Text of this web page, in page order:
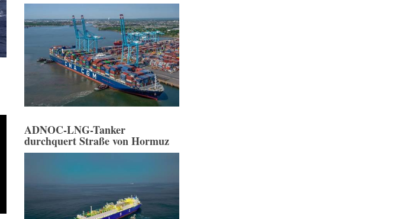
ADNOC-LNG-Tanker
durchquert Straße von Hormuz